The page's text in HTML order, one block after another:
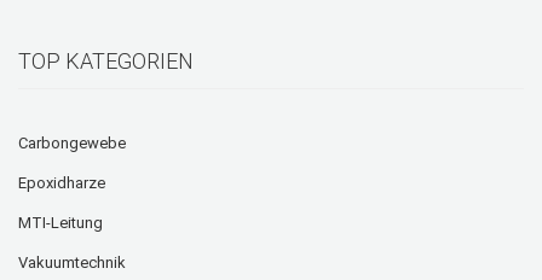
TOP KATEGORIEN
Carbongewebe
Epoxidharze
MTI-Leitung
Vakuumtechnik